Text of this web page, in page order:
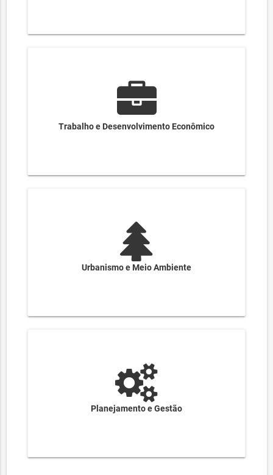
Trabalho e Desenvolvimento Econômico
Urbanismo e Meio Ambiente
Planejamento e Gestão